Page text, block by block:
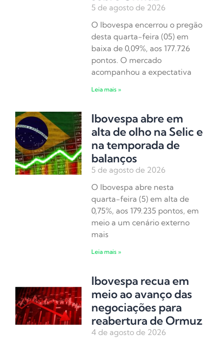
5 de agosto de 2026
O Ibovespa encerrou o pregão
desta quarta-feira (05) em
baixa de 0,09%, aos 177.726
pontos. O mercado
acompanhou a expectativa
Leia mais »
Ibovespa abre em
alta de olho na Selic e
na temporada de
balanços
5 de agosto de 2026
O Ibovespa abre nesta
quarta-feira (5) em alta de
0,75%, aos 179.235 pontos, em
meio a um cenário externo
mais
Leia mais »
Ibovespa recua em
meio ao avanço das
negociações para
reabertura de Ormuz
4 de agosto de 2026